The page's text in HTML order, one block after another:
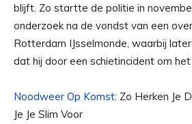
blijft. Zo startte de politie in
onderzoek na de vondst van een
Rotterdam IJsselmonde, waarbij
dat hij door een schietincident om
Noodweer Op Komst: Zo Herken Je
Je Je Slim Voor